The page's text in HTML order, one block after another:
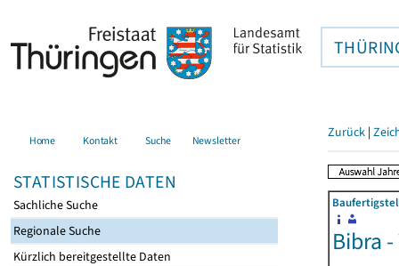
Home Kontakt Suche Newsletter
STATISTISCHE DATEN
Sachliche Suche
Regionale Suche
Kürzlich bereitgestellte Daten
Zurück |
Bibra